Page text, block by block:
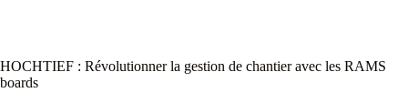
HOCHTIEF : Révolutionner la gestion de chantier avec les RAMS
boards